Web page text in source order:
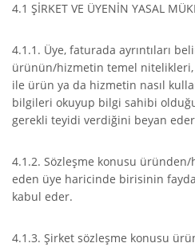
4.1 ŞİRKET VE ÜYENİN YASAL
4.1.1. Üye, faturada ayrıntıları
ürünün/hizmetin temel nitelikleri,
ile ürün ya da hizmetin nasıl
bilgileri okuyup bilgi sahibi
gerekli teyidi verdiğini beyan
4.1.2. Sözleşme konusu
eden üye haricinde birisinin
kabul eder.
4.1.3. Şirket sözleşme konusu